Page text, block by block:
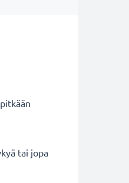
tai jopa